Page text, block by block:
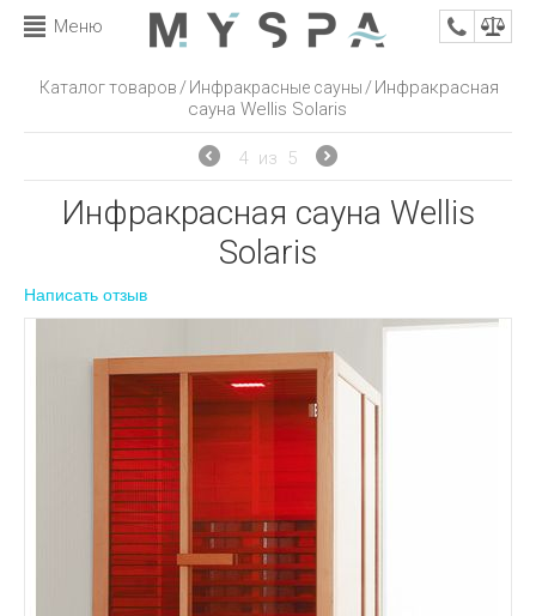
Меню
Каталог товаров/ Инфракрасные сауны/Инфракрасная
сауна Wellis Solaris
4 из 5
Инфракрасная сауна Wellis
Solaris
Написать отзыв